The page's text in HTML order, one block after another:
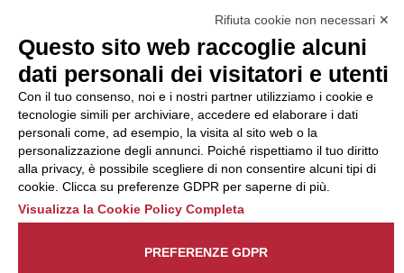
del Codice di Condotta, è
possibile presentare un
reclamo
all’Organismo di
Monitoraggio utilizzando
una delle modalità
descritte al seguente
indirizzo web
https://odm-
agenzielavoro.it/reclami/ .
Rifiuta cookie non necessari ✕
Questo sito web raccoglie alcuni
dati personali dei visitatori e utenti
Con il tuo consenso, noi e i nostri partner utilizziamo i cookie e
tecnologie simili per archiviare, accedere ed elaborare i dati
personali come, ad esempio, la visita al sito web o la
personalizzazione degli annunci. Poiché rispettiamo il tuo diritto
alla privacy, è possibile scegliere di non consentire alcuni tipi di
cookie. Clicca su preferenze GDPR per saperne di più.
Visualizza la Cookie Policy Completa
PREFERENZE GDPR